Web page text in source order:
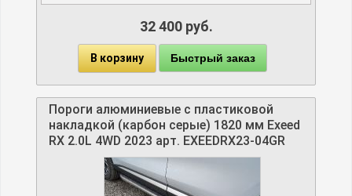
32 400 руб.
В корзину Быстрый заказ
Пороги алюминиевые с пластиковой
накладкой (карбон серые) 1820 мм Exeed
RX 2.0L 4WD 2023 арт. EXEEDRX23-04GR